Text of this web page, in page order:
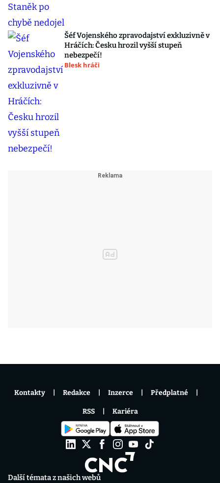
Šéf Vojenského zpravodajství exkluzivně v
Hráčích: Česku hrozil vyšší stupeň
nebezpečí!
Blesk hráči
Další témata z našich webů
Kontakty Redakce Inzerce Předplatné
RSS Kariéra